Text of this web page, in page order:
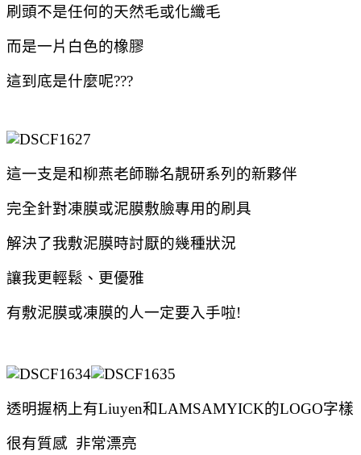
刷頭不是任何的天然毛或化纖毛
而是一片白色的橡膠
這到底是什麼呢???
這一支是和柳燕老師聯名靚研系列的新夥伴
完全針對凍膜或泥膜敷臉專用的刷具
解決了我敷泥膜時討厭的幾種狀況
讓我更輕鬆、更優雅
有敷泥膜或凍膜的人一定要入手啦!
透明握柄上有Liuyen和LAMSAMYICK的LOGO字樣
很有質感 非常漂亮